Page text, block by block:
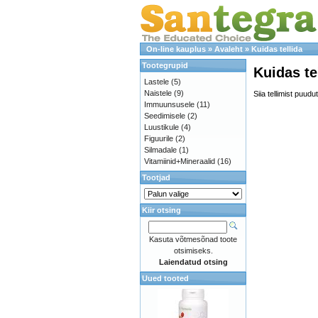
On-line kauplus » Avaleht » Kuidas tellida
Kuidas
Siia tellimist
Tootegrupid
Lastele (5)
Naistele (9)
Immuunsusele (11)
Seedimisele (2)
Luustikule (4)
Figuurile (2)
Silmadale (1)
Vitamiinid+Mineraalid (16)
Tootjad
Kiir otsing
Kasuta võtmesõnad toote
otsimiseks.
Laiendatud otsing
Uued tooted